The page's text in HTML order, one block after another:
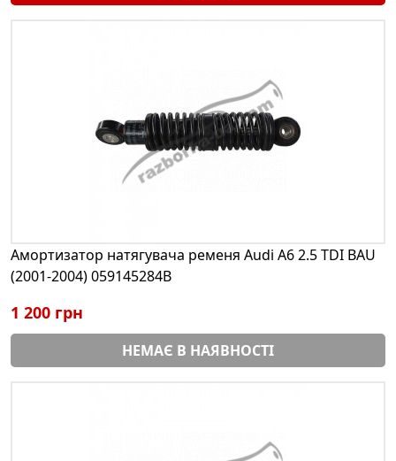
Амортизатор натягувача ременя Audi A6 2.5 TDI BAU
(2001-2004) 059145284B
1 200 грн
НЕМАЄ В НАЯВНОСТІ